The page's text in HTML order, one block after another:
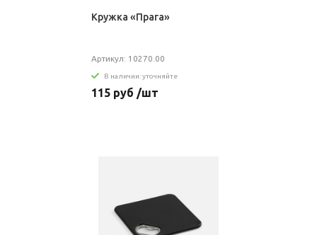
Кружка «Прага»
Артикул: 10270.00
В наличии: уточняйте
115 руб /шт